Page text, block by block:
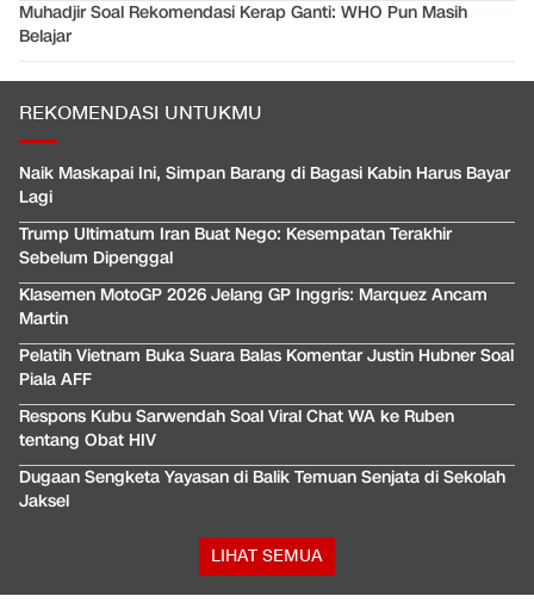
Muhadjir Soal Rekomendasi Kerap Ganti: WHO Pun Masih
Belajar
REKOMENDASI UNTUKMU
Naik Maskapai Ini, Simpan Barang di Bagasi Kabin Harus Bayar
Lagi
Trump Ultimatum Iran Buat Nego: Kesempatan Terakhir
Sebelum Dipenggal
Klasemen MotoGP 2026 Jelang GP Inggris: Marquez Ancam
Martin
Pelatih Vietnam Buka Suara Balas Komentar Justin Hubner Soal
Piala AFF
Respons Kubu Sarwendah Soal Viral Chat WA ke Ruben
tentang Obat HIV
Dugaan Sengketa Yayasan di Balik Temuan Senjata di Sekolah
Jaksel
LIHAT SEMUA